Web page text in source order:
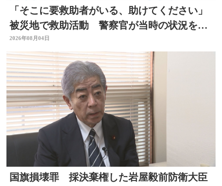
「そこに要救助者がいる、助けてください」
被災地で救助活動 警察官が当時の状況を語
る 大分
2026年08月04日
国旗損壊罪 採決棄権した岩屋毅前防衛大臣